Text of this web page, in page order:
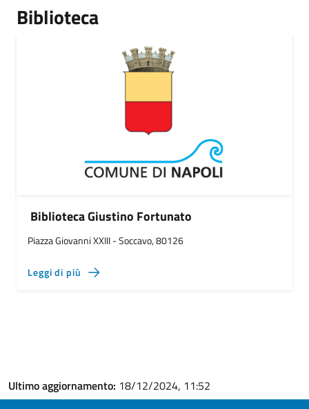
Biblioteca
Biblioteca Giustino Fortunato
Piazza Giovanni XXIII - Soccavo, 80126
Leggi di più
Ultimo aggiornamento: 18/12/2024, 11:52